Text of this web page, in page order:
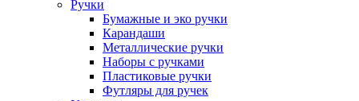
Ручки
Бумажные и эко ручки
Карандаши
Металлические ручки
Наборы с ручками
Пластиковые ручки
Футляры для ручек